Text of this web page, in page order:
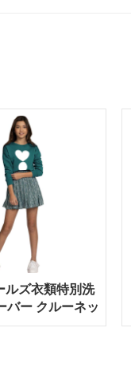
ルズ衣類特別洗
バー クルーネッ
ェットシャツ